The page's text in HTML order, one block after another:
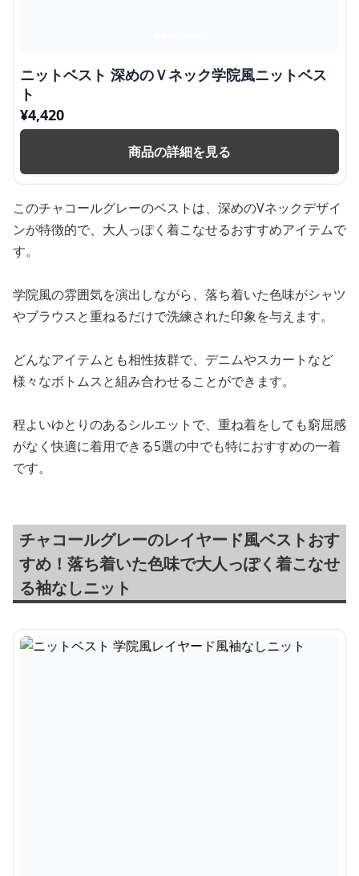
ニットベスト 深めのＶネック学院風ニットベス
ト
¥4,420
商品の詳細を見る
このチャコールグレーのベストは、深めのVネックデザイ
ンが特徴的で、大人っぽく着こなせるおすすめアイテムで
す。
学院風の雰囲気を演出しながら、落ち着いた色味がシャツ
やブラウスと重ねるだけで洗練された印象を与えます。
どんなアイテムとも相性抜群で、デニムやスカートなど
様々なボトムスと組み合わせることができます。
程よいゆとりのあるシルエットで、重ね着をしても窮屈感
がなく快適に着用できる5選の中でも特におすすめの一着
です。
チャコールグレーのレイヤード風ベストおす
すめ！落ち着いた色味で大人っぽく着こなせ
る袖なしニット